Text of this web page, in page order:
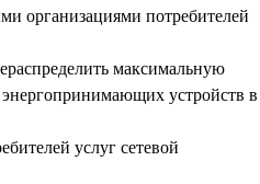
организациями потребителей
максимальную
устройств в
услуг сетевой